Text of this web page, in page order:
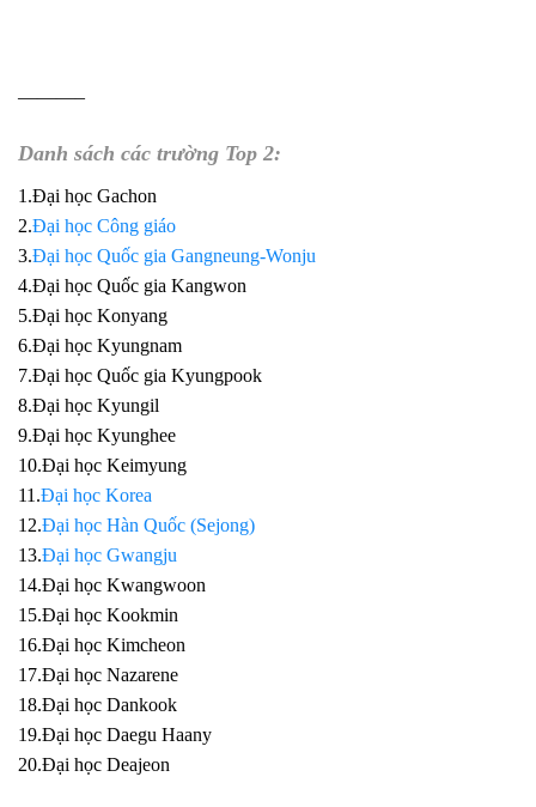
———–
Danh sách các trường Top 2:
1.Đại học Gachon
2.Đại học Công giáo
3.Đại học Quốc gia Gangneung-Wonju
4.Đại học Quốc gia Kangwon
5.Đại học Konyang
6.Đại học Kyungnam
7.Đại học Quốc gia Kyungpook
8.Đại học Kyungil
9.Đại học Kyunghee
10.Đại học Keimyung
11.Đại học Korea
12.Đại học Hàn Quốc (Sejong)
13.Đại học Gwangju
14.Đại học Kwangwoon
15.Đại học Kookmin
16.Đại học Kimcheon
17.Đại học Nazarene
18.Đại học Dankook
19.Đại học Daegu Haany
20.Đại học Deajeon